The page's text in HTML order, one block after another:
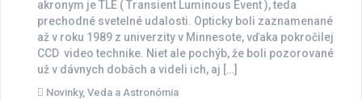
akronym je TLE ( Transient Luminous Event ), teda
prechodné svetelné udalosti. Opticky boli zaznamenané
až v roku 1989 z univerzity v Minnesote, vďaka pokročilej
CCD video technike. Niet ale pochýb, že boli pozorované
už v dávnych dobách a videli ich, aj […]
Novinky, Veda a Astronómia